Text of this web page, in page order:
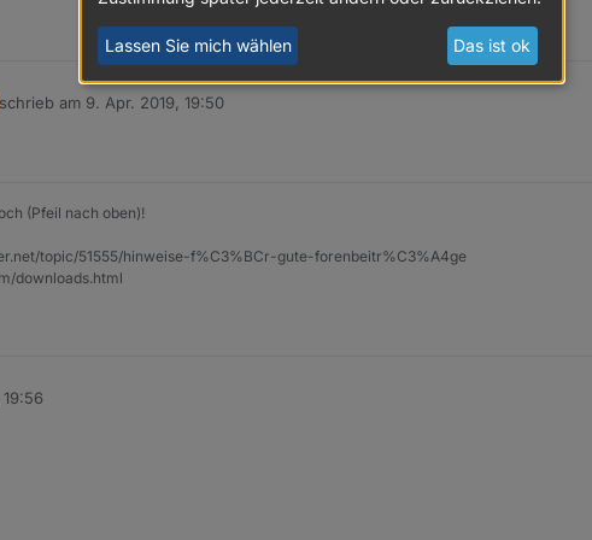
schrieb am 9. Apr. 2019, 19:50
editiert von
(Pfeil nach oben)!
topic/51555/hinweise-f%C3%BCr-gute-forenbeitr%C3%A4ge
downloads.html
Lassen Sie mich wählen Das ist ok